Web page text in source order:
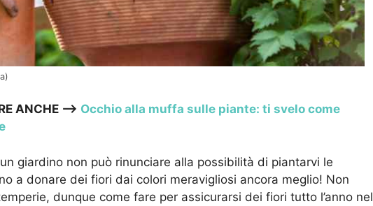
ANCHE —-> Occhio alla muffa sulle piante: ti svelo come
giardino non può rinunciare alla possibilità di piantarvi le
a donare dei fiori dai colori meravigliosi ancora meglio! Non
dunque come fare per assicurarsi dei fiori tutto l’anno nel